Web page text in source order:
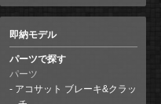
即納モデル
パーツで探す
パーツ
アコサット ブレーキ&クラッ